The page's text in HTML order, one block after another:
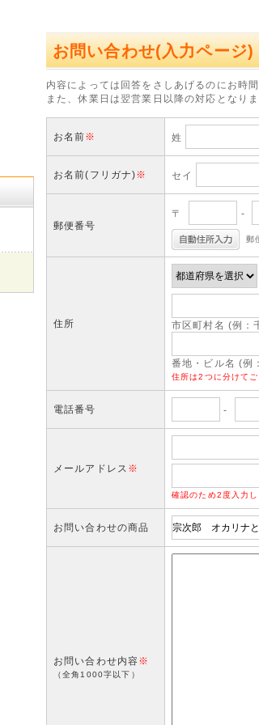
お問い合わせ(入力ページ)
内容によっては回答をさしあげるのにお時
また、休業日は翌営業日以降の対応となり
お名前※ 姓
お名前(フリガナ)※ セイ
郵便番号
〒 -
郵
住所 市区町村名 (例：
番地・ビル名 (例
住所は2つに分けて
電話番号 -
メールアドレス ※
確認のため2度入力し
お問い合わせの商品
お問い合わせ内容※
（全角1000字以下）